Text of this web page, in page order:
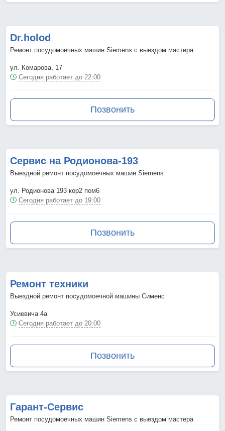
Dr.holod
Ремонт посудомоечных машин Siemens с выездом мастера
ул. Комарова, 17
Сегодня работает до 22:00
Позвонить
Сервис на Родионова-193
Выездной ремонт посудомоечных машин Siemens
ул. Родионова 193 кор2 пом6
Сегодня работает до 19:00
Позвонить
Ремонт техники
Выездной ремонт посудомоечной машины Сименс
Усиевича 4а
Сегодня работает до 20:00
Позвонить
Гарант-Сервис
Ремонт посудомоечных машин Siemens с выездом мастера